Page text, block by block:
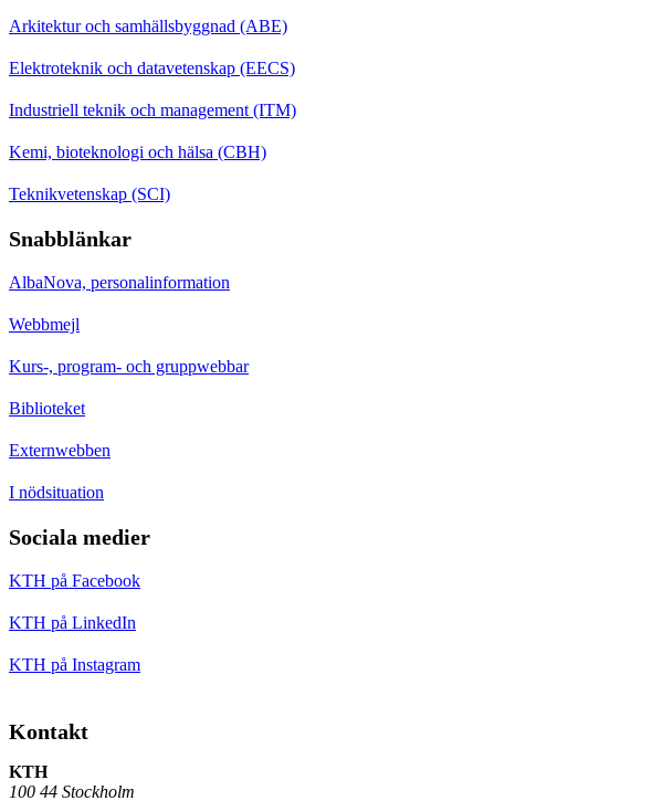
Arkitektur och samhällsbyggnad (ABE)
Elektroteknik och datavetenskap (EECS)
Industriell teknik och management (ITM)
Kemi, bioteknologi och hälsa (CBH)
Teknikvetenskap (SCI)
Snabblänkar
AlbaNova, personalinformation
Webbmejl
Kurs-, program- och gruppwebbar
Biblioteket
Externwebben
I nödsituation
Sociala medier
KTH på Facebook
KTH på LinkedIn
KTH på Instagram
Kontakt
KTH
100 44 Stockholm